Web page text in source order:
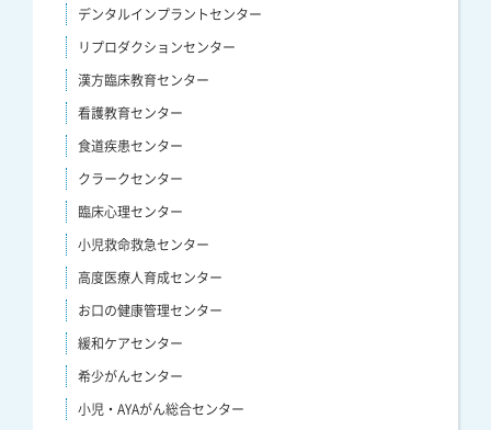
デンタルインプラントセンター
リプロダクションセンター
漢方臨床教育センター
看護教育センター
食道疾患センター
クラークセンター
臨床心理センター
小児救命救急センター
高度医療人育成センター
お口の健康管理センター
緩和ケアセンター
希少がんセンター
小児・AYAがん総合センター